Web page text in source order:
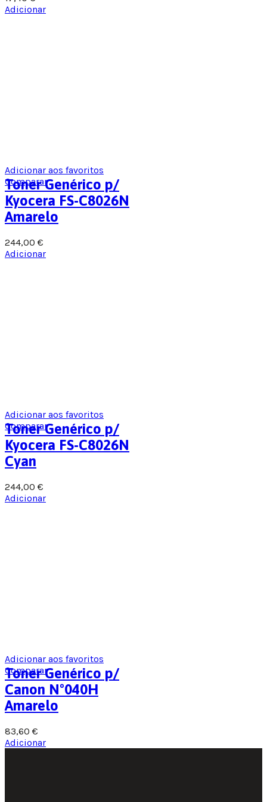
Adicionar
Adicionar aos favoritos
Comparar
Toner Genérico p/
Kyocera FS-C8026N
Amarelo
244,00 €
Adicionar
Adicionar aos favoritos
Comparar
Toner Genérico p/
Kyocera FS-C8026N
Cyan
244,00 €
Adicionar
Adicionar aos favoritos
Comparar
Toner Genérico p/
Canon Nº040H
Amarelo
83,60 €
Adicionar